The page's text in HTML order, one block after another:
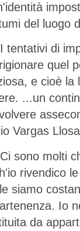
del luogo
tentativi di
quel
e cioè la
...un
Vargas
sono molti
rivendico
siamo
Io
da